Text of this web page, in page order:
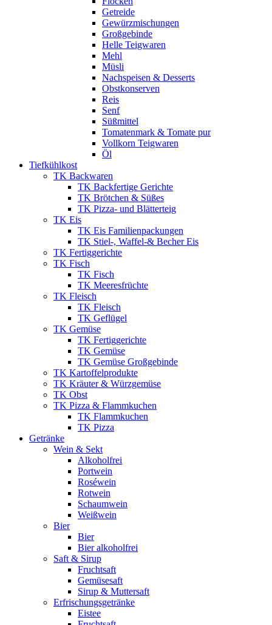
Getreide
Gewürzmischungen
Großgebinde
Helle Teigwaren
Mehl
Müsli
Nachspeisen & Desserts
Obstkonserven
Reis
Senf
Süßmittel
Tomatenmark & Tomate pur
Vollkorn Teigwaren
Öl
Tiefkühlkost
TK Backwaren
TK Backfertige Gerichte
TK Brötchen & Süßes
TK Pizza- und Blätterteig
TK Eis
TK Eis Familienpackungen
TK Stiel-, Waffel-& Becher Eis
TK Fertiggerichte
TK Fisch
TK Fisch
TK Meeresfrüchte
TK Fleisch
TK Fleisch
TK Geflügel
TK Gemüse
TK Fertiggerichte
TK Gemüse
TK Gemüse Großgebinde
TK Kartoffelprodukte
TK Kräuter & Würzgemüse
TK Obst
TK Pizza & Flammkuchen
TK Flammkuchen
TK Pizza
Getränke
Wein & Sekt
Alkoholfrei
Portwein
Roséwein
Rotwein
Schaumwein
Weißwein
Bier
Bier
Bier alkoholfrei
Saft & Sirup
Fruchtsaft
Gemüsesaft
Sirup & Muttersaft
Erfrischungsgetränke
Eistee